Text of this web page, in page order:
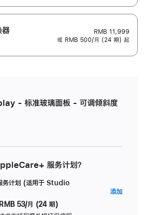
器
RMB 11,999
或 RMB 500/月 (24 期) 起
- 标准玻璃面板 - 可调倾斜度
服务计划？
计划 (适用于 Studio
RMB 53/月 (24 期)
添加